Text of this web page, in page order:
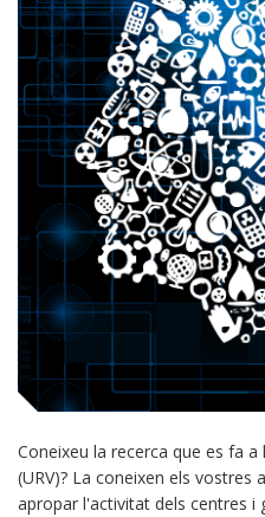
Coneixeu la recerca que es fa a
(URV)? La coneixen els vostres
apropar l'activitat dels centres i